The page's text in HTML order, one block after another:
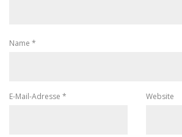
Name *
E-Mail-Adresse * Website